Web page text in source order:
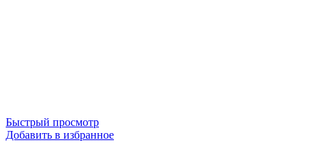
Быстрый просмотр
Добавить в избранное